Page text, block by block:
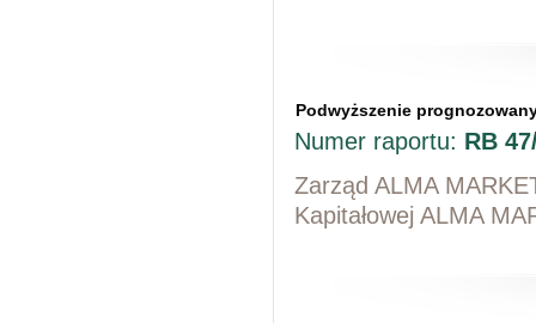
Podwyższenie
Numer raportu: RB
Zarząd ALMA
Kapitałowej ALMA